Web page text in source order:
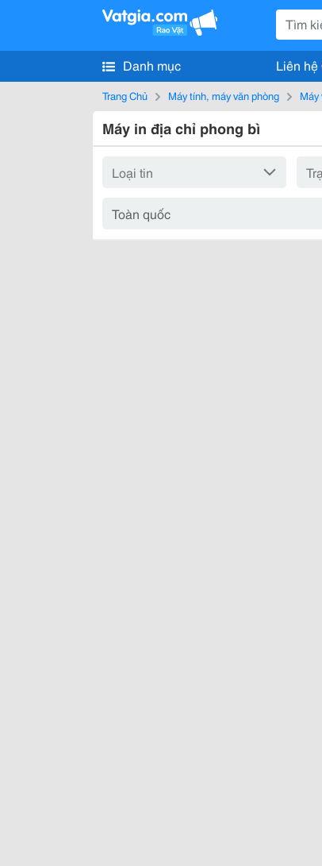
Danh mục Liên hệ
Trang Chủ Máy tính, máy văn phòng Máy
Máy in địa chỉ phong bì